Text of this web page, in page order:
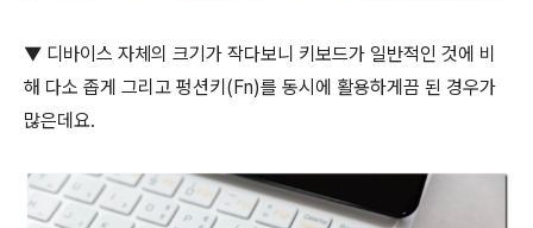
▼ 디바이스 자체의 크기가 작다보니 키보드가 일반적인 것에 비
해 다소 좁게 그리고 펑션키(Fn)를 동시에 활용하게끔 된 경우가
많은데요.